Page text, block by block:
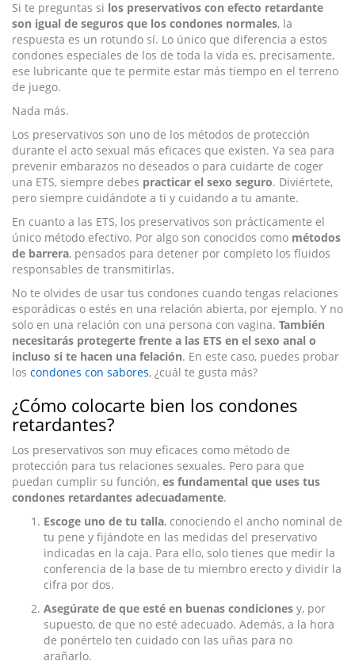
Si te preguntas si los preservativos con efecto retardante
son igual de seguros que los condones normales, la
respuesta es un rotundo sí. Lo único que diferencia a estos
condones especiales de los de toda la vida es, precisamente,
ese lubricante que te permite estar más tiempo en el terreno
de juego.
Nada más.
Los preservativos son uno de los métodos de protección
durante el acto sexual más eficaces que existen. Ya sea para
prevenir embarazos no deseados o para cuidarte de coger
una ETS, siempre debes practicar el sexo seguro. Diviértete,
pero siempre cuidándote a ti y cuidando a tu amante.
En cuanto a las ETS, los preservativos son prácticamente el
único método efectivo. Por algo son conocidos como métodos
de barrera, pensados para detener por completo los fluidos
responsables de transmitirlas.
No te olvides de usar tus condones cuando tengas relaciones
esporádicas o estés en una relación abierta, por ejemplo. Y no
solo en una relación con una persona con vagina. También
necesitarás protegerte frente a las ETS en el sexo anal o
incluso si te hacen una felación. En este caso, puedes probar
los condones con sabores, ¿cuál te gusta más?
¿Cómo colocarte bien los condones
retardantes?
Los preservativos son muy eficaces como método de
protección para tus relaciones sexuales. Pero para que
puedan cumplir su función, es fundamental que uses tus
condones retardantes adecuadamente.
Escoge uno de tu talla, conociendo el ancho nominal de
tu pene y fijándote en las medidas del preservativo
indicadas en la caja. Para ello, solo tienes que medir la
conferencia de la base de tu miembro erecto y dividir la
cifra por dos.
Asegúrate de que esté en buenas condiciones y, por
supuesto, de que no esté adecuado. Además, a la hora
de ponértelo ten cuidado con las uñas para no
arañarlo.